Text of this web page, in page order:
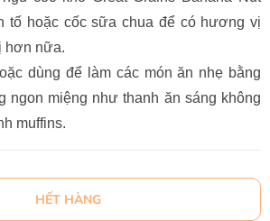
tố hoặc cốc sữa chua để có hương vị
hơn nữa.
dùng để làm các món ăn nhẹ bằng
ngon miệng như thanh ăn sáng không
muffins.
HẾT HÀNG